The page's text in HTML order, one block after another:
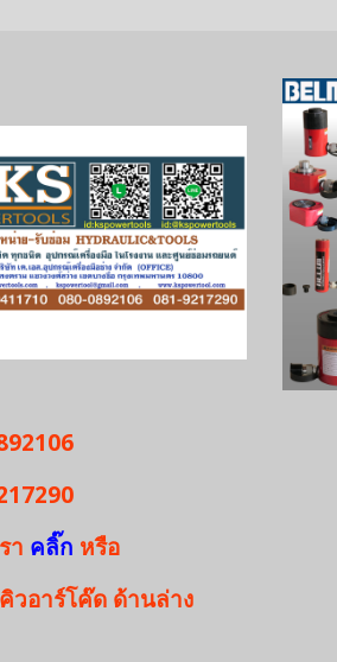
า คลิ๊ก หรือ
คิวอาร์โค๊ด ด้านล่าง